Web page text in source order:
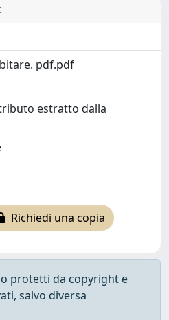
pdf.pdf
estratto dalla
Richiedi una copia
protetti da copyright e
salvo diversa